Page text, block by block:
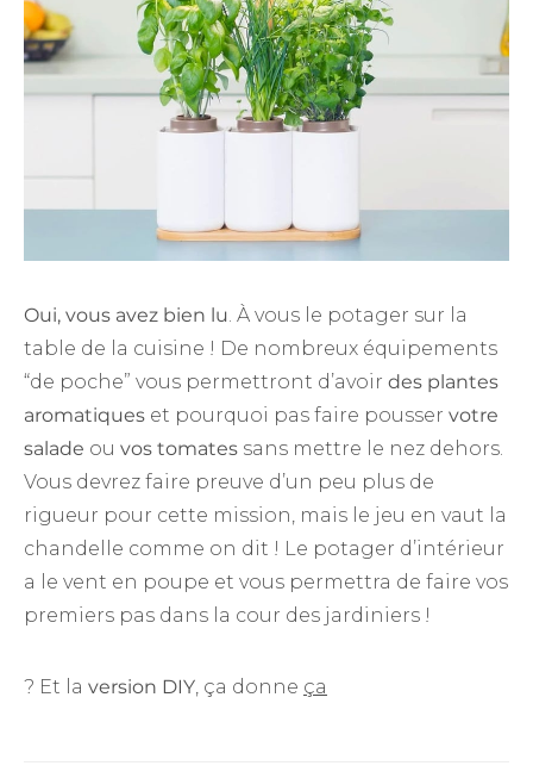
Oui, vous avez bien lu. À vous le potager sur la
table de la cuisine ! De nombreux équipements
“de poche” vous permettront d’avoir des plantes
aromatiques et pourquoi pas faire pousser votre
salade ou vos tomates sans mettre le nez dehors.
Vous devrez faire preuve d’un peu plus de
rigueur pour cette mission, mais le jeu en vaut la
chandelle comme on dit ! Le potager d’intérieur
a le vent en poupe et vous permettra de faire vos
premiers pas dans la cour des jardiniers !
? Et la version DIY, ça donne ça